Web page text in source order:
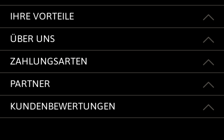
IHRE VORTEILE
ÜBER UNS
ZAHLUNGSARTEN
PARTNER
KUNDENBEWERTUNGEN